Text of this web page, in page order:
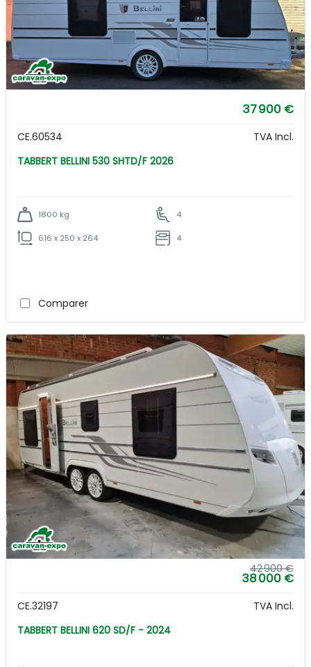
37 900 €
CE.60534
TVA Incl.
TABBERT BELLINI 530 SHTD/F 2026
1800 kg 4
616 x 250 x 264 4
Comparer
42 900 €
38 000 €
CE.32197
TVA Incl.
TABBERT BELLINI 620 SD/F - 2024